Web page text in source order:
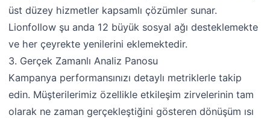
üst düzey hizmetler kapsamlı çözümler sunar.
Lionfollow şu anda 12 büyük sosyal ağı desteklemekte
ve her çeyrekte yenilerini eklemektedir.
3. Gerçek Zamanlı Analiz Panosu
Kampanya performansınızı detaylı metriklerle takip
edin. Müşterilerimiz özellikle etkileşim zirvelerinin tam
olarak ne zaman gerçekleştiğini gösteren dönüşüm ısı